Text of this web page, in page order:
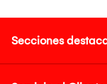
Secciones